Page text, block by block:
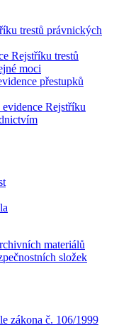
trestů právnických
Rejstříku trestů
moci
přestupků
Rejstříku
materiálů
složek
zákona č. 106/1999